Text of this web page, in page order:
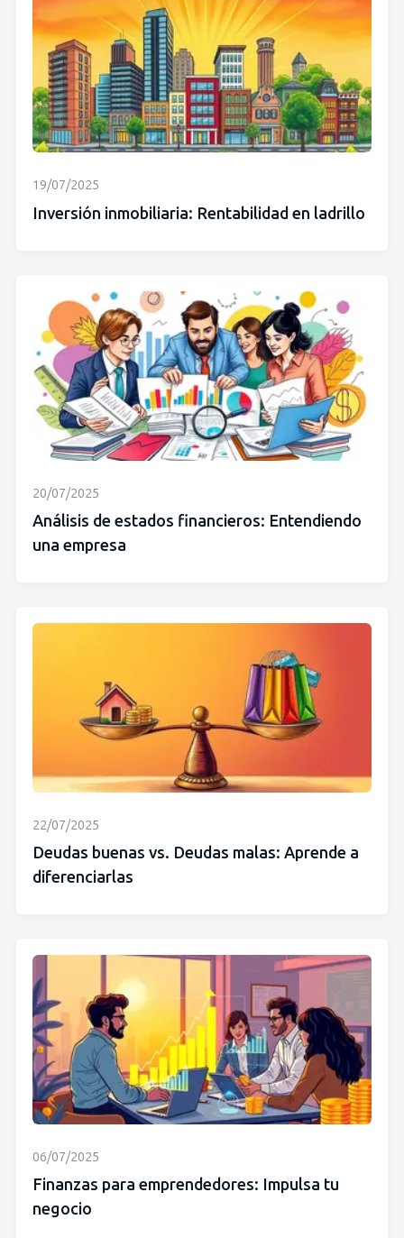
19/07/2025
Inversión inmobiliaria: Rentabilidad en ladrillo
20/07/2025
Análisis de estados financieros: Entendiendo
una empresa
22/07/2025
Deudas buenas vs. Deudas malas: Aprende a
diferenciarlas
06/07/2025
Finanzas para emprendedores: Impulsa tu
negocio